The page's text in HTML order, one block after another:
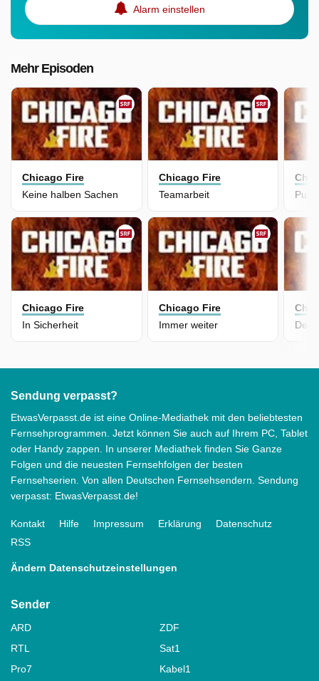
Alarm einstellen
Mehr Episoden
Chicago Fire
Keine halben Sachen
Chicago Fire
Teamarbeit
Chicago Fire
In Sicherheit
Chicago Fire
Immer weiter
Der
Sendung verpasst?
EtwasVerpasst.de ist eine Online-Mediathek mit den beliebtesten
Fernsehprogrammen. Jetzt können Sie auch auf Ihrem PC, Tablet
oder Handy zappen. In unserer Mediathek finden Sie Ganze
Folgen und die neuesten Fernsehfolgen der besten
Fernsehserien. Von allen Deutschen Fernsehsendern. Sendung
verpasst: EtwasVerpasst.de!
Kontakt Hilfe Impressum Erklärung
Datenschutz
RSS
Ändern Datenschutzeinstellungen
Sender
ARD
ZDF
RTL
Sat1
Pro7
Kabel1